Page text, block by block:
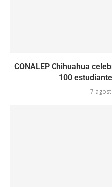
CONALEP Chihuahua
100
7